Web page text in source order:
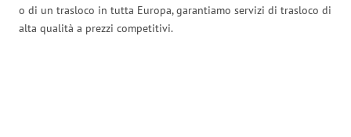
o di un trasloco in tutta Europa, garantiamo servizi di trasloco di
alta qualità a prezzi competitivi.